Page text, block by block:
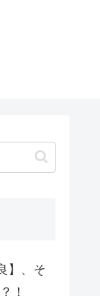
】、そ
！